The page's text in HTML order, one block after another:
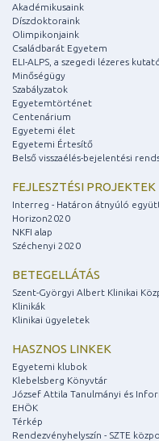
Akadémikusaink
Díszdoktoraink
Olimpikonjaink
Családbarát Egyetem
ELI-ALPS, a szegedi lézeres
Minőségügy
Szabályzatok
Egyetemtörténet
Centenárium
Egyetemi élet
Egyetemi Értesítő
Belső visszaélés-bejelentési
FEJLESZTÉSI PROJEKTEK
Interreg - Határon átnyúló
Horizon2020
NKFI alap
Széchenyi 2020
BETEGELLÁTÁS
Szent-Györgyi Albert Klinikai
Klinikák
Klinikai ügyeletek
HASZNOS LINKEK
Egyetemi klubok
Klebelsberg Könyvtár
József Attila Tanulmányi és
EHÖK
Térkép
Rendezvényhelyszín - SZTE